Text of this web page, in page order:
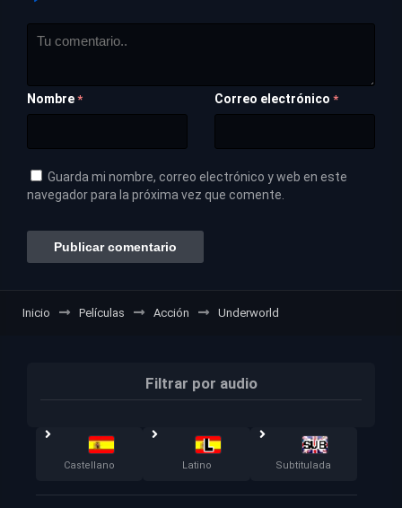
Nombre * Correo electrónico *
Guarda mi nombre, correo electrónico y web en este
navegador para la próxima vez que comente.
Inicio Películas Acción Underworld
Filtrar por audio
Castellano Latino Subtitulada